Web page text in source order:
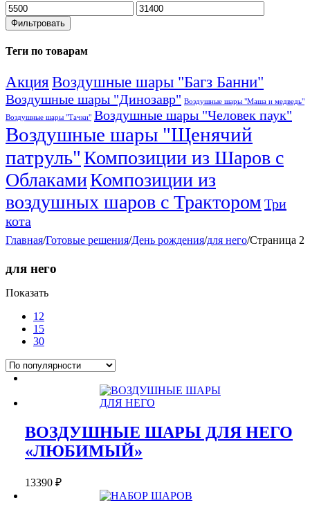
Минимальная
цена
Максимальная
цена
Фильтровать
Теги по товарам
АкцияВоздушные шары "Багз Банни"
Воздушные шары "Динозавр" Воздушные шары "Маша и медведь"
Воздушные шары "Тачки" Воздушные шары "Человек паук"
Воздушные шары "Щенячий
патруль"Композиции из Шаров с
ОблакамиКомпозиции из
воздушных шаров с Трактором Три
кота
Главная/Готовые решения/День рождения/для него/Страница 2
для него
Показать
12
15
30
ВОЗДУШНЫЕ ШАРЫ ДЛЯ НЕГО
«ЛЮБИМЫЙ»
13390 ₽